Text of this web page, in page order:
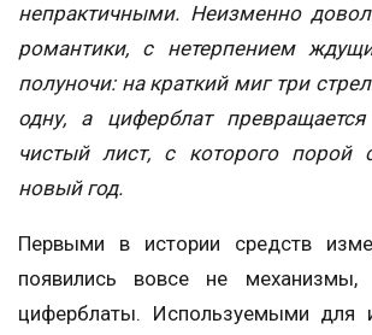
непрактичными. Неизменно
романтики, с нетерпением
полуночи: на краткий миг три
одну, а циферблат
чистый лист, с которого порой
новый год.
Первыми в истории средств
появились вовсе не
циферблаты. Используемыми для